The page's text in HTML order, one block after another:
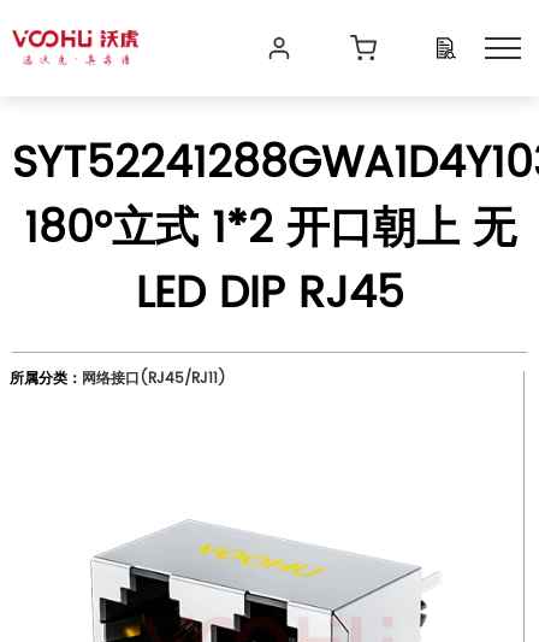
180°立式 1*2 开口朝上 无
LED DIP RJ45
所属分类： 网络接口(RJ45/RJ11)